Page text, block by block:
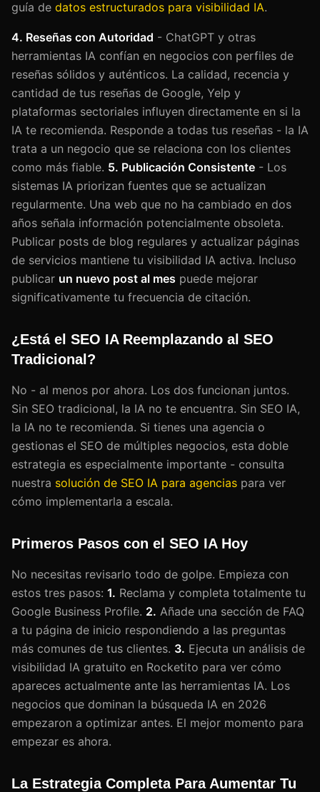
guía de datos estructurados para visibilidad IA.
4. Reseñas con Autoridad - ChatGPT y otras
herramientas IA confían en negocios con perfiles de
reseñas sólidos y auténticos. La calidad, recencia y
cantidad de tus reseñas de Google, Yelp y
plataformas sectoriales influyen directamente en si la
IA te recomienda. Responde a todas tus reseñas - la IA
trata a un negocio que se relaciona con los clientes
como más fiable. 5. Publicación Consistente - Los
sistemas IA priorizan fuentes que se actualizan
regularmente. Una web que no ha cambiado en dos
años señala información potencialmente obsoleta.
Publicar posts de blog regulares y actualizar páginas
de servicios mantiene tu visibilidad IA activa. Incluso
publicar un nuevo post al mes puede mejorar
significativamente tu frecuencia de citación.
¿Está el SEO IA Reemplazando al SEO
Tradicional?
No - al menos por ahora. Los dos funcionan juntos.
Sin SEO tradicional, la IA no te encuentra. Sin SEO IA,
la IA no te recomienda. Si tienes una agencia o
gestionas el SEO de múltiples negocios, esta doble
estrategia es especialmente importante - consulta
nuestra solución de SEO IA para agencias para ver
cómo implementarla a escala.
Primeros Pasos con el SEO IA Hoy
No necesitas revisarlo todo de golpe. Empieza con
estos tres pasos: 1. Reclama y completa totalmente tu
Google Business Profile. 2. Añade una sección de FAQ
a tu página de inicio respondiendo a las preguntas
más comunes de tus clientes. 3. Ejecuta un análisis de
visibilidad IA gratuito en Rocketito para ver cómo
apareces actualmente ante las herramientas IA. Los
negocios que dominan la búsqueda IA en 2026
empezaron a optimizar antes. El mejor momento para
empezar es ahora.
La Estrategia Completa Para Aumentar Tu